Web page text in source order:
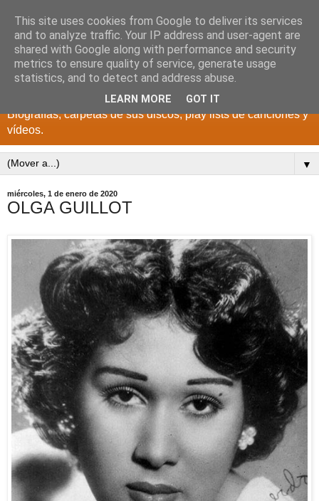
DISCOS PARA EL
RECUERDO
CANTANTES Y GRUPOS DE LOS AÑOS 1950 a 2022.
Biografías, carpetas de sus discos, play lists de canciones y
vídeos.
▼
miércoles, 1 de enero de 2020
OLGA GUILLOT
This site uses cookies from Google to deliver its services
and to analyze traffic. Your IP address and user-agent are
shared with Google along with performance and security
metrics to ensure quality of service, generate usage
statistics, and to detect and address abuse.
LEARN MORE GOT IT